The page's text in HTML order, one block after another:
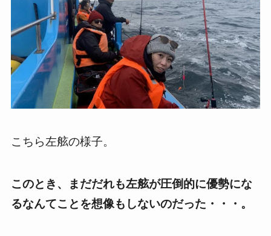
こちら左舷の様子。
このとき、まだだれも左舷が圧倒的に優勢にな
るなんてことを想像もしないのだった・・・。